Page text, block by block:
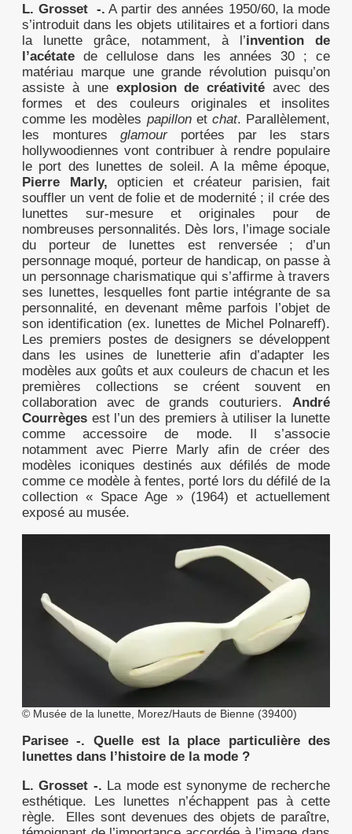
L. Grosset -. A partir des années 1950/60, la mode
s’introduit dans les objets utilitaires et a fortiori dans
la lunette grâce, notamment, à l’invention de
l’acétate de cellulose dans les années 30 ; ce
matériau marque une grande révolution puisqu’on
assiste à une explosion de créativité avec des
formes et des couleurs originales et insolites
comme les modèles papillonet chat. Parallèlement,
les monturesglamourportées par les stars
hollywoodiennes vont contribuer à rendre populaire
le port des lunettes de soleil. A la même époque,
Pierre Marly, opticien et créateur parisien, fait
souffler un vent de folie et de modernité; il crée des
lunettes sur-mesure et originales pour de
nombreuses personnalités. Dès lors, l’image sociale
du porteur de lunettes est renversée ; d’un
personnage moqué, porteur de handicap, on passe à
un personnage charismatique qui s’affirme à travers
ses lunettes, lesquelles font partie intégrante de sa
personnalité, en devenant même parfois l’objet de
son identification (ex. lunettes de Michel Polnareff).
Les premiers postes de designers se développent
dans les usines de lunetterie afin d’adapter les
modèles aux goûts et aux couleurs de chacun et les
premières collections se créent souvent en
collaboration avec de grands couturiers. André
Courrèges est l’un des premiers à utiliser la lunette
comme accessoire de mode. Il s’associe
notamment avec Pierre Marly afin de créer des
modèles iconiques destinés aux défilés de mode
comme ce modèle à fentes, porté lors du défilé de la
collection « Space Age » (1964) et actuellement
exposé au musée.
© Musée de la lunette, Morez/Hauts de Bienne (39400)
Parisee -. Quelle est la place particulière des
lunettes dans l’histoire de la mode ?
L. Grosset -. La mode est synonyme de recherche
esthétique. Les lunettes n’échappent pas à cette
règle. Elles sont devenues des objets de paraître,